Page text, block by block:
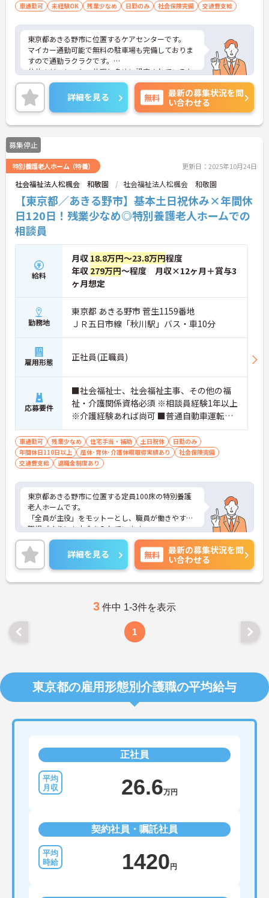
車通勤可 未経験OK 残業少なめ 日勤のみ 社会保険完備 交通費支給
東京都あきる野市に位置するケアセンターです。
マイカー通勤可能で無料の駐車場も完備しておりま
すので通勤ラクラクです。
公休＋リフレッシュ休暇と多めに設定されているた
め、プライベートを大切にしたい方におすすめの求
人です。
ご興味のある方には、面接対策ポイントなど、さら
に詳細をお話しいたしますのでお気軽にご相談くだ
さい！
詳細を見る 無料
最新の募集状況を問
い合わせる
募集停止
特別養護老人ホーム（特養） 更新日：2025年10月24日
社会福祉法人松楓会 和敬園 社会福祉法人松楓会 和敬園
【東京都／あきる野市】基本土日祝休み×年間休
日120日！残業少なめ◎特別養護老人ホームでの
相談員
給料
月収 18.8万円～23.8万円程度
年収 279万円～程度 月収×12ヶ月＋賞与3
ヶ月想定
勤務地
東京都 あきる野市 菅生1159番地
ＪＲ五日市線「秋川駅」バス・車10分
雇用形態 正社員(正職員)
応募要件
■社会福祉士、社会福祉主事、その他の福
祉・介護関係資格必須 ※相談員経験1年以上
※介護経験あれば尚可 ■普通自動車運転免
許あれば尚可（ＡＴ限定可）
車通勤可 残業少なめ 住宅手当・補助 土日祝休
日勤のみ
年間休日110日以上
産休･育休･介護休暇取得実績あり
社会保険完備
交通費支給
退職金制度あり
東京都あきる野市に位置する定員100床の特別養護
老人ホームです。
「全員が主役」をモットーとし、職員が働きやすい
職場づくりにも力合を入れています。
相談員として幅広い業務をお任せしますので、経験
を積んでいただけます。
年間休日120日あり、ワーク・ライフ・バランスを
重視したい方にもオススメです。
ご興味のある方には、面接対策ポイントなど、さら
詳細を見る 無料
最新の募集状況を問
い合わせる
3 件中 1-3件を表示
1
東京都の雇用形態別介護職の平均給与
正社員
26.6万円
契約社員・嘱託社員
1420 円